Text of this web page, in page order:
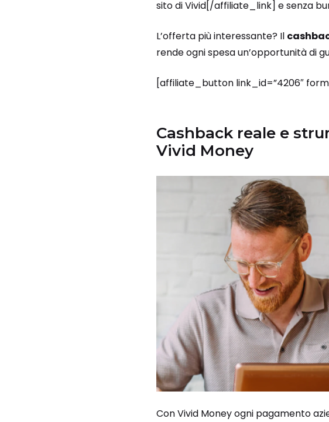
sito di Vivid[/affiliate_link] e senza
L’offerta più interessante? Il
rende ogni spesa un’opportunità di
[affiliate_button link_id=”4206″
Cashback reale e
Vivid Money
Con Vivid Money ogni pagamento